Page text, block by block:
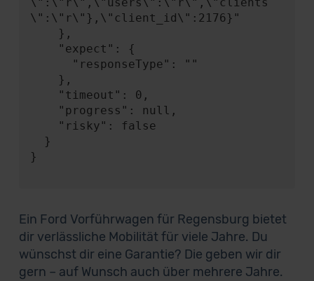
\":\"r\"},\"client_id\":2176}"
}
Ein Ford Vorführwagen für Regensburg bietet
dir verlässliche Mobilität für viele Jahre. Du
wünschst dir eine Garantie? Die geben wir dir
gern – auf Wunsch auch über mehrere Jahre.